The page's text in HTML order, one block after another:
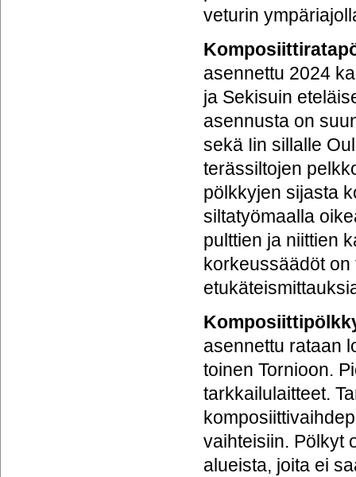
veturin
asennettu 2024
ja Sekisuin
asennusta on
sekä Iin sillalle
terässiltojen
pölkkyjen sijasta
siltatyömaalla
pulttien ja niittien
korkeussäädöt
asennettu rataan
toinen Tornioon.
tarkkailulaitteet.
vaihteisiin. Pölkyt
alueista, joita ei